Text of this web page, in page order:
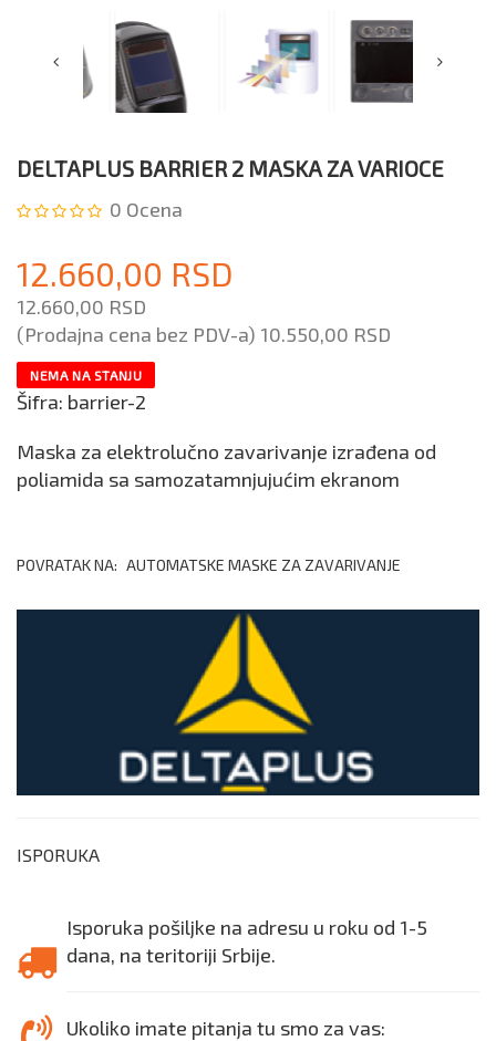
DELTAPLUS BARRIER 2 MASKA ZA VARIOCE
0 Ocena
12.660,00 RSD
12.660,00 RSD
(Prodajna cena bez PDV-a) 10.550,00 RSD
NEMA NA STANJU
Šifra: barrier-2
Maska za elektrolučno zavarivanje izrađena od
poliamida sa samozatamnjujućim ekranom
POVRATAK NA: AUTOMATSKE MASKE ZA ZAVARIVANJE
ISPORUKA
Isporuka pošiljke na adresu u roku od 1-5
dana, na teritoriji Srbije.
Ukoliko imate pitanja tu smo za vas: